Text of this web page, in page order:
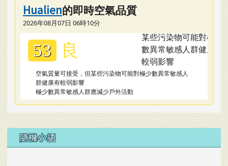
Hualien的即時空氣品質
2026年08月07日 06時10分
53 良
空氣質量可接受，但某些污染物可能對極少數異常敏感人
群健康有較弱影響
極少數異常敏感人群應減少戶外活動
隨機小語